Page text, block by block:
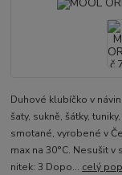
Duhové klubíčko v
šaty, sukně, šátky,
smotané, vyrobené v
max na 30°C. Nesušit
nitek: 3 Dopo... celý